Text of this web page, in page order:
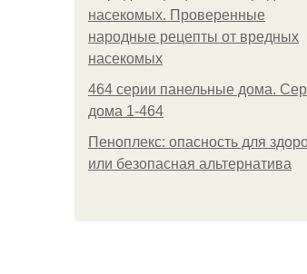
насекомых. Проверенные
народные рецепты от вредных
насекомых
464 серии панельные дома.
дома 1-464
Пеноплекс: опасность для
или безопасная альтернатива